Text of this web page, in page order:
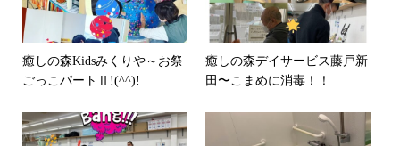
癒しの森Kidsみくりや～お祭
ごっこパートⅡ!(^^)!
癒しの森デイサービス藤戸新
田〜こまめに消毒！！